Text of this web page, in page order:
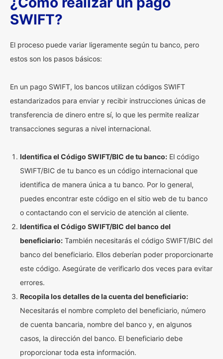
SWIFT?
El proceso puede variar ligeramente según tu banco, pero
estos son los pasos básicos:
En un pago SWIFT, los bancos utilizan códigos SWIFT
estandarizados para enviar y recibir instrucciones únicas de
transferencia de dinero entre sí, lo que les permite realizar
transacciones seguras a nivel internacional.
Identifica el Código SWIFT/BIC de tu banco: El código
SWIFT/BIC de tu banco es un código internacional que
identifica de manera única a tu banco. Por lo general,
puedes encontrar este código en el sitio web de tu banco
o contactando con el servicio de atención al cliente.
Identifica el Código SWIFT/BIC del banco del
beneficiario: También necesitarás el código SWIFT/BIC del
banco del beneficiario. Ellos deberían poder proporcionarte
este código. Asegúrate de verificarlo dos veces para evitar
errores.
Recopila los detalles de la cuenta del beneficiario:
Necesitarás el nombre completo del beneficiario, número
de cuenta bancaria, nombre del banco y, en algunos
casos, la dirección del banco. El beneficiario debe
proporcionar toda esta información.